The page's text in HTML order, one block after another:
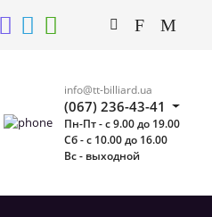
info@tt-billiard.ua
(067) 236-43-41
Пн-Пт - с 9.00 до 19.00
Сб - с 10.00 до 16.00
Вс - выходной